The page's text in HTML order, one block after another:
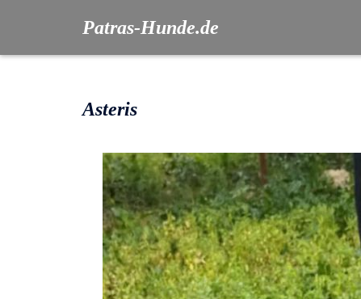
Patras-Hunde.de
Asteris